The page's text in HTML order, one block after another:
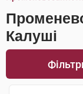
Калуші